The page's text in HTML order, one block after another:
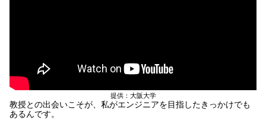
提供：大阪大学
教授との出会いこそが、私がエンジニアを目指したきっかけでも
あるんです。